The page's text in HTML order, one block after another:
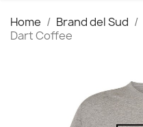
Home Brand del Sud
Dart Coffee